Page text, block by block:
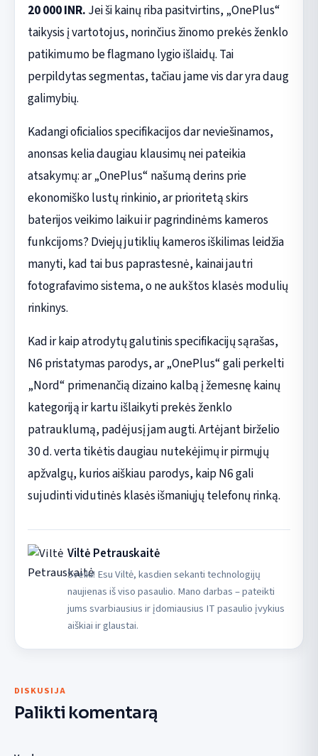
20 000 INR. Jei ši kainų riba pasitvirtins, „OnePlus“
taikysis į vartotojus, norinčius žinomo prekės ženklo
patikimumo be flagmano lygio išlaidų. Tai
perpildytas segmentas, tačiau jame vis dar yra daug
galimybių.
Kadangi oficialios specifikacijos dar neviešinamos,
anonsas kelia daugiau klausimų nei pateikia
atsakymų: ar „OnePlus“ našumą derins prie
ekonomiško lustų rinkinio, ar prioritetą skirs
baterijos veikimo laikui ir pagrindinėms kameros
funkcijoms? Dviejų jutiklių kameros iškilimas leidžia
manyti, kad tai bus paprastesnė, kainai jautri
fotografavimo sistema, o ne aukštos klasės modulių
rinkinys.
Kad ir kaip atrodytų galutinis specifikacijų sąrašas,
N6 pristatymas parodys, ar „OnePlus“ gali perkelti
„Nord“ primenančią dizaino kalbą į žemesnę kainų
kategoriją ir kartu išlaikyti prekės ženklo
patrauklumą, padėjusį jam augti. Artėjant birželio
30 d. verta tikėtis daugiau nutekėjimų ir pirmųjų
apžvalgų, kurios aiškiau parodys, kaip N6 gali
sujudinti vidutinės klasės išmaniųjų telefonų rinką.
Viltė Petrauskaitė
Sveiki! Esu Viltė, kasdien sekanti technologijų
naujienas iš viso pasaulio. Mano darbas – pateikti
jums svarbiausius ir įdomiausius IT pasaulio įvykius
aiškiai ir glaustai.
DISKUSIJA
Palikti komentarą